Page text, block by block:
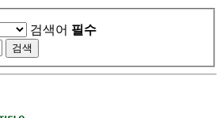
검색어 필수